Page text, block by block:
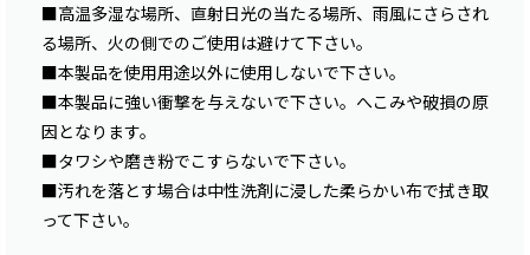
■高温多湿な場所、直射日光の当たる場所、雨風にさらされ
る場所、火の側でのご使用は避けて下さい。
■本製品を使用用途以外に使用しないで下さい。
■本製品に強い衝撃を与えないで下さい。へこみや破損の原
因となります。
■タワシや磨き粉でこすらないで下さい。
■汚れを落とす場合は中性洗剤に浸した柔らかい布で拭き取
って下さい。